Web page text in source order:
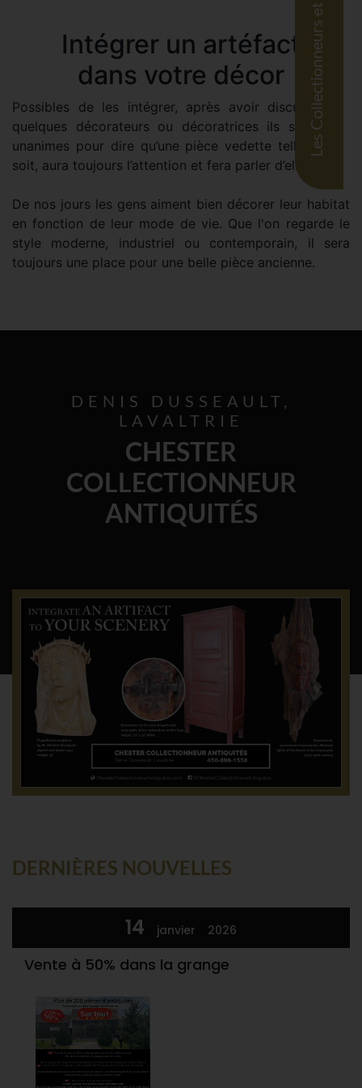
Intégrer un artéfact
dans votre décor
Possibles de les intégrer, après avoir discuté avec
quelques décorateurs ou décoratrices ils sont tous
unanimes pour dire qu’une pièce vedette telle qu'elle
soit, aura toujours l’attention et fera parler d’elle.
De nos jours les gens aiment bien décorer leur habitat
en fonction de leur mode de vie. Que l'on regarde le
style moderne, industriel ou contemporain, il sera
toujours une place pour une belle pièce ancienne.
DENIS DUSSEAULT,
LAVALTRIE
CHESTER
COLLECTIONNEUR
ANTIQUITÉS
Previous Next
DERNIÈRES NOUVELLES
14 janvier 2026
Vente à 50% dans la grange